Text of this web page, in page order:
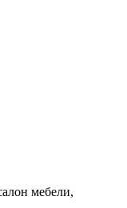
мебели,